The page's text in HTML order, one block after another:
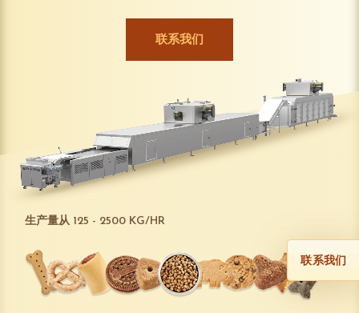
联系我们
生产量从 125 - 2500 KG/HR
联系我们